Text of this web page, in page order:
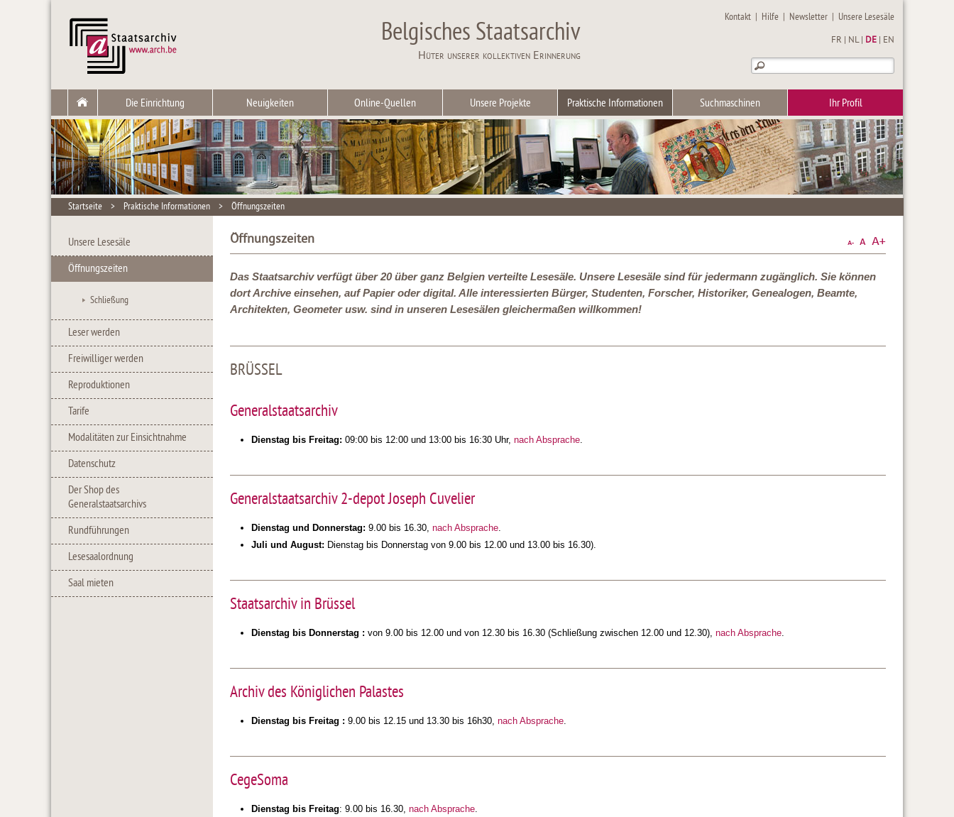
Belgisches Staatsarchiv
Hüter unserer kollektiven Erinnerung
Kontakt | Hilfe | Newsletter | Unsere Lesesäle
FR NL| DE EN
Die Einrichtung Neuigkeiten Online-Quellen Unsere Projekte Praktische Informationen Suchmaschinen Ihr Profil
Startseite > Praktische Informationen > Öffnungszeiten
Unsere Lesesäle
Öffnungszeiten
Schließung
Leser werden
Freiwilliger werden
Reproduktionen
Tarife
Modalitäten zur Einsichtnahme
Datenschutz
Der Shop des
Generalstaatsarchivs
Rundführungen
Lesesaalordnung
Saal mieten
Öffnungszeiten
Das Staatsarchiv verfügt über 20 über ganz Belgien verteilte Lesesäle. Unsere Lesesäle sind für jedermann zugänglich. Sie können
dort Archive einsehen, auf Papier oder digital. Alle interessierten Bürger, Studenten, Forscher, Historiker, Genealogen, Beamte,
Architekten, Geometer usw. sind in unseren Lesesälen gleichermaßen willkommen!
BRÜSSEL
Generalstaatsarchiv
Dienstag bis Freitag: 09:00 bis 12:00 und 13:00 bis 16:30 Uhr, nach Absprache.
Generalstaatsarchiv 2-depot Joseph Cuvelier
Dienstag und Donnerstag: 9.00 bis 16.30, nach Absprache.
Juli und August: Dienstag bis Donnerstag von 9.00 bis 12.00 und 13.00 bis 16.30).
Staatsarchiv in Brüssel
Dienstag bis Donnerstag : von 9.00 bis 12.00 und von 12.30 bis 16.30 (Schließung zwischen 12.00 und 12.30), nach Absprache.
Archiv des Königlichen Palastes
Dienstag bis Freitag : 9.00 bis 12.15 und 13.30 bis 16h30, nach Absprache.
CegeSoma
Dienstag bis Freitag: 9.00 bis 16.30, nach Absprache.